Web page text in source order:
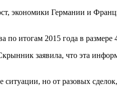
экономики Германии и
итогам 2015 года в
заявила, что эта
но от разовых